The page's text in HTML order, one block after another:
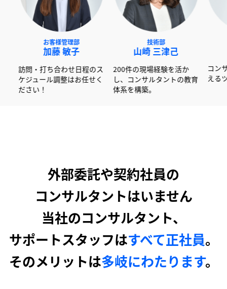
山崎 三津己
200件の現場経験を活
し、コンサルタントの
訪問・打ち合わせ日程のス
ケジュール調整はお任せく
書類作成経験
企業を中心に
います！
外部委託や契約社員の
コンサルタントはいません
当社のコンサルタント、
サポートスタッフはすべて正社員。
そのメリットは多岐にわたります。